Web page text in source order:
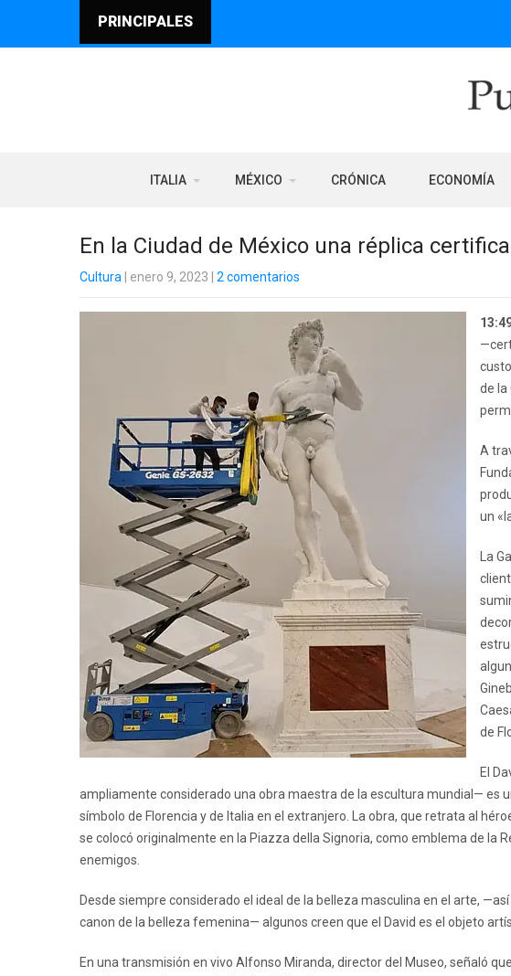
PRINCIPALES
ITALIA MÉXICO CRÓNICA ECONOMÍA
En la Ciudad de México una réplica
Cultura | enero 9, 2023 2 comentarios
de la
A
un
La
de
El
ampliamente considerado una obra maestra de la escultura mundial— es
símbolo de Florencia y de Italia en el extranjero. La obra, que retrata al
se colocó originalmente en la Piazza della Signoria, como emblema de la
enemigos.
Desde siempre considerado el ideal de la belleza masculina en el arte,
canon de la belleza femenina— algunos creen que el David es el objeto
En una transmisión en vivo Alfonso Miranda, director del Museo, señaló